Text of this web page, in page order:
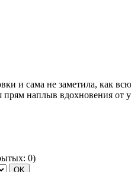
и сама не заметила, как
наплыв вдохновения от
0)